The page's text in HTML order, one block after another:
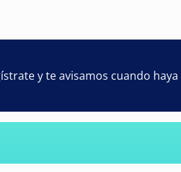
y te avisamos cuando haya